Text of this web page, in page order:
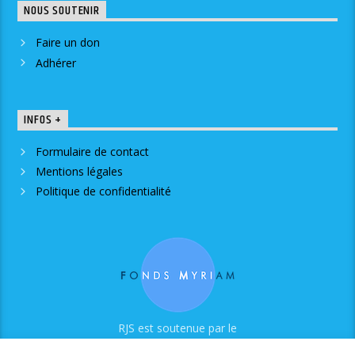
NOUS SOUTENIR
Faire un don
Adhérer
INFOS +
Formulaire de contact
Mentions légales
Politique de confidentialité
RJS est soutenue par le